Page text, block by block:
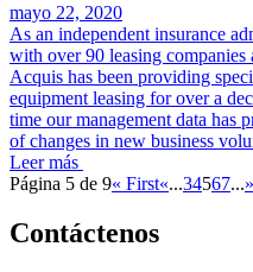
mayo 22, 2020
As an independent insurance
with over 90 leasing companies
Acquis has been providing
equipment leasing for over a
time our management data has
of changes in new business
Leer más
Página 5 de 9« First«...34567...»
Contáctenos